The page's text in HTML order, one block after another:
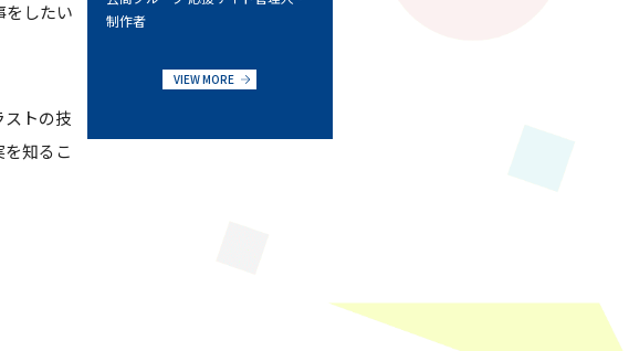
をしたい
トの技
知るこ
制作者
VIEW MORE